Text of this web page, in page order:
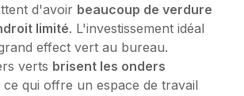
d'avoir beaucoup de verdure
limité. L'investissement idéal
effect vert au bureau.
verts brisent les onders
ce qui offre un espace de travail